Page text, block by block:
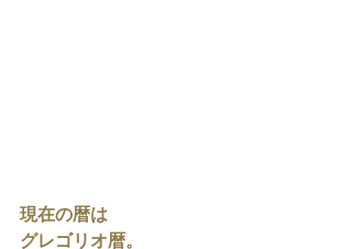
現在の暦は
グレゴリオ暦。